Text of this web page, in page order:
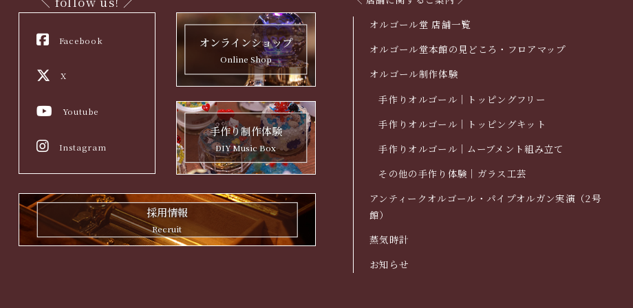
Facebook
X
Youtube
Instagram
オンラインショップ
Online Shop
手作り制作体験
DIY Music Box
採用情報
Recruit
オルゴール堂 店舗一覧
オルゴール堂本館の見どころ・フロアマップ
オルゴール制作体験
手作りオルゴール｜トッピングフリー
手作りオルゴール｜トッピングキット
手作りオルゴール｜ムーブメント組み立て
その他の手作り体験｜ガラス工芸
アンティークオルゴール・パイプオルガン実演（2号
館）
蒸気時計
お知らせ